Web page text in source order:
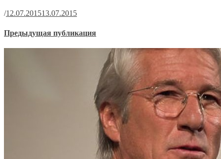
/12.07.201513.07.2015
Предыдущая публикация